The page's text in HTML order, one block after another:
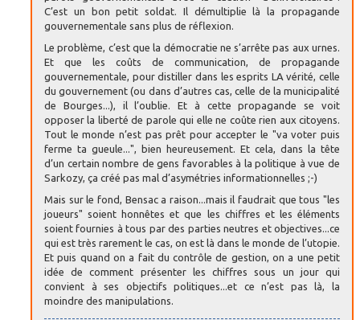
C’est un bon petit soldat. Il démultiplie là la propagande
gouvernementale sans plus de réflexion.
Le problème, c’est que la démocratie ne s’arrête pas aux urnes.
Et que les coûts de communication, de propagande
gouvernementale, pour distiller dans les esprits LA vérité, celle
du gouvernement (ou dans d’autres cas, celle de la municipalité
de Bourges...), il l’oublie. Et à cette propagande se voit
opposer la liberté de parole qui elle ne coûte rien aux citoyens.
Tout le monde n’est pas prêt pour accepter le "va voter puis
ferme ta gueule...", bien heureusement. Et cela, dans la tête
d’un certain nombre de gens favorables à la politique à vue de
Sarkozy, ça créé pas mal d’asymétries informationnelles ;-)
Mais sur le fond, Bensac a raison...mais il faudrait que tous "les
joueurs" soient honnêtes et que les chiffres et les éléments
soient fournies à tous par des parties neutres et objectives...ce
qui est très rarement le cas, on est là dans le monde de l’utopie.
Et puis quand on a fait du contrôle de gestion, on a une petit
idée de comment présenter les chiffres sous un jour qui
convient à ses objectifs politiques...et ce n’est pas là, la
moindre des manipulations.